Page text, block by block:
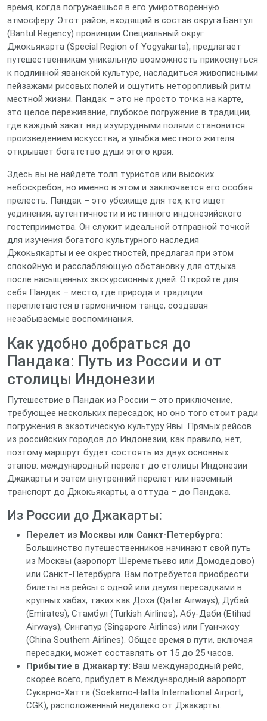
время, когда погружаешься в его умиротворенную
атмосферу. Этот район, входящий в состав округа Бантул
(Bantul Regency) провинции Специальный округ
Джокьякарта (Special Region of Yogyakarta), предлагает
путешественникам уникальную возможность прикоснуться
к подлинной яванской культуре, насладиться живописными
пейзажами рисовых полей и ощутить неторопливый ритм
местной жизни. Пандак – это не просто точка на карте,
это целое переживание, глубокое погружение в традиции,
где каждый закат над изумрудными полями становится
произведением искусства, а улыбка местного жителя
открывает богатство души этого края.
Здесь вы не найдете толп туристов или высоких
небоскребов, но именно в этом и заключается его особая
прелесть. Пандак – это убежище для тех, кто ищет
уединения, аутентичности и истинного индонезийского
гостеприимства. Он служит идеальной отправной точкой
для изучения богатого культурного наследия
Джокьякарты и ее окрестностей, предлагая при этом
спокойную и расслабляющую обстановку для отдыха
после насыщенных экскурсионных дней. Откройте для
себя Пандак – место, где природа и традиции
переплетаются в гармоничном танце, создавая
незабываемые воспоминания.
Как удобно добраться до
Пандака: Путь из России и от
столицы Индонезии
Путешествие в Пандак из России – это приключение,
требующее нескольких пересадок, но оно того стоит ради
погружения в экзотическую культуру Явы. Прямых рейсов
из российских городов до Индонезии, как правило, нет,
поэтому маршрут будет состоять из двух основных
этапов: международный перелет до столицы Индонезии
Джакарты и затем внутренний перелет или наземный
транспорт до Джокьякарты, а оттуда – до Пандака.
Из России до Джакарты:
Перелет из Москвы или Санкт-Петербурга:
Большинство путешественников начинают свой путь
из Москвы (аэропорт Шереметьево или Домодедово)
или Санкт-Петербурга. Вам потребуется приобрести
билеты на рейсы с одной или двумя пересадками в
крупных хабах, таких как Доха (Qatar Airways), Дубай
(Emirates), Стамбул (Turkish Airlines), Абу-Даби (Etihad
Airways), Сингапур (Singapore Airlines) или Гуанчжоу
(China Southern Airlines). Общее время в пути, включая
пересадки, может составлять от 15 до 25 часов.
Прибытие в Джакарту: Ваш международный рейс,
скорее всего, прибудет в Международный аэропорт
Сукарно-Хатта (Soekarno-Hatta International Airport,
CGK), расположенный недалеко от Джакарты.